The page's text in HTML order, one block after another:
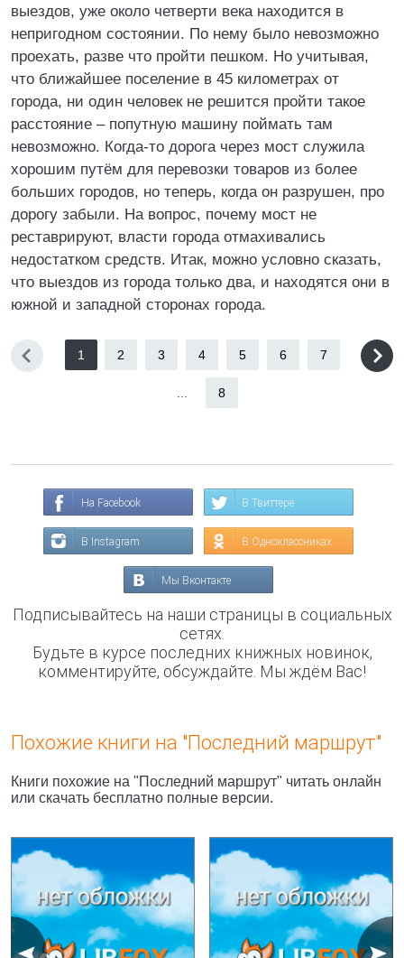
выездов, уже около четверти века находится в
непригодном состоянии. По нему было невозможно
проехать, разве что пройти пешком. Но учитывая,
что ближайшее поселение в 45 километрах от
города, ни один человек не решится пройти такое
расстояние – попутную машину поймать там
невозможно. Когда-то дорога через мост служила
хорошим путём для перевозки товаров из более
больших городов, но теперь, когда он разрушен, про
дорогу забыли. На вопрос, почему мост не
реставрируют, власти города отмахивались
недостатком средств. Итак, можно условно сказать,
что выездов из города только два, и находятся они в
южной и западной сторонах города.
1 2 3 4 5 6 7
8
На Facebook В Твиттере
В Instagram В Одноклассниках
Мы Вконтакте
Подписывайтесь на наши страницы в социальных
сетях.
Будьте в курсе последних книжных новинок,
комментируйте, обсуждайте. Мы ждём Вас!
Похожие книги на "Последний маршрут"
Книги похожие на "Последний маршрут" читать онлайн
или скачать бесплатно полные версии.